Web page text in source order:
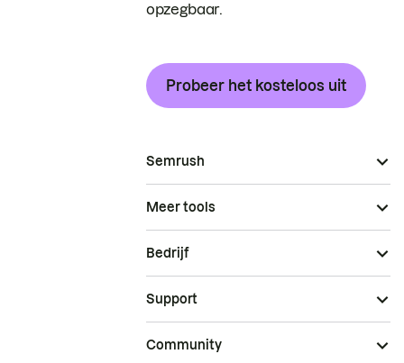
opzegbaar.
Probeer het kosteloos uit
Semrush
Meer tools
Bedrijf
Support
Community